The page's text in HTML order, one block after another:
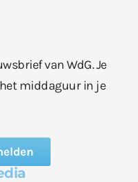
van WdG. Je
middaguur in je